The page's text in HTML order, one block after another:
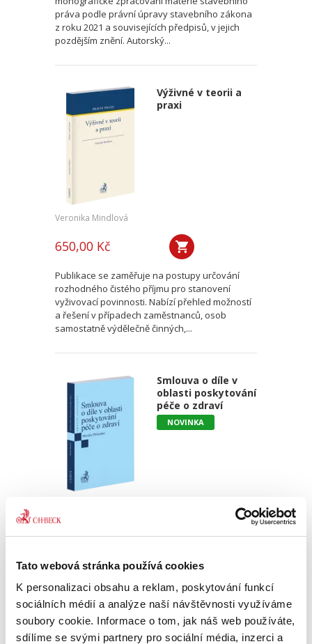
Tato webová stránka používá cookies
K personalizaci obsahu a reklam, poskytování funkcí
sociálních médií a analýze naší návštěvnosti využíváme
soubory cookie. Informace o tom, jak náš web používáte,
sdílíme se svými partnery pro sociální média, inzerci a
práva podle právní úpravy stavebního zákona
z roku 2021 a souvisejících předpisů, v jejich
pozdějším znění. Autorský...
Výživné v teorii a
praxi
Veronika Mindlová
650,00 Kč
Publikace se zaměřuje na postupy určování
rozhodného čistého příjmu pro stanovení
vyživovací povinnosti. Nabízí přehled možností
a řešení v případech zaměstnanců, osob
samostatně výdělečně činných,...
Smlouva o díle v
oblasti poskytování
péče o zdraví
NOVINKA
390,00 Kč
Monografie se zaměřuje na právní poměry
péče v soukromoprávním pojetí, konkrétně se
zabývá možnostmi využití smlouvy o díle v
oblasti poskytování zdravotní...